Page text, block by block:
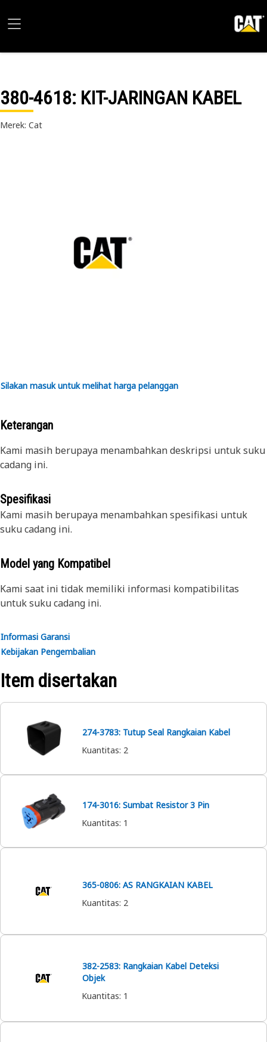
380-4618: KIT-JARINGAN KABEL
Merek: Cat
Silakan masuk untuk melihat harga pelanggan
Keterangan
Kami masih berupaya menambahkan deskripsi untuk suku
cadang ini.
Spesifikasi
Kami masih berupaya menambahkan spesifikasi untuk
suku cadang ini.
Model yang Kompatibel
Kami saat ini tidak memiliki informasi kompatibilitas
untuk suku cadang ini.
Informasi Garansi
Kebijakan Pengembalian
Item disertakan
274-3783: Tutup Seal Rangkaian Kabel
Kuantitas: 2
174-3016: Sumbat Resistor 3 Pin
Kuantitas: 1
365-0806: AS RANGKAIAN KABEL
Kuantitas: 2
382-2583: Rangkaian Kabel Deteksi
Objek
Kuantitas: 1